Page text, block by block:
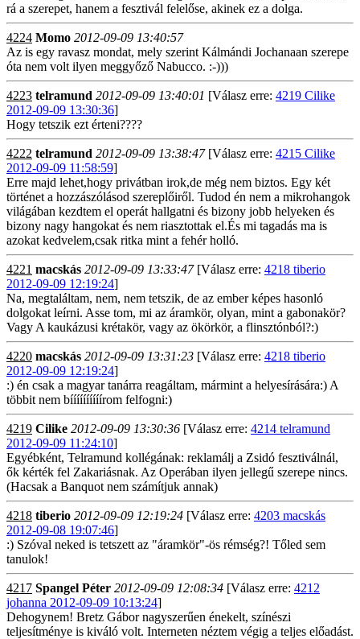
rá a szerepet, hanem a fesztivál felelőse, akinek ez a dolga.
4224 Momo 2012-09-09 13:40:57
Az is egy ravasz mondat, mely szerint Kálmándi Jochanaan szerepe
óta nem volt ilyen meggyőző Nabucco. :-)))
4223 telramund 2012-09-09 13:40:01 [Válasz erre: 4219 Cilike
2012-09-09 13:30:36]
Hogy tetszik ezt érteni????
4222 telramund 2012-09-09 13:38:47[Válasz erre: 4215 Cilike
2012-09-09 11:58:59]
Erre majd lehet,hogy privátban irok,de még nem biztos. Egy két
történet a hozzászólásod szereplőiről. Tudod én nem a mikrohangok
világában kezdtem el operát hallgatni és bizony jobb helyeken és
bizony nagy hangokat és nem riasztottak el.És mi tagadás ma is
azokat kedvelem,csak ritka mint a fehér holló.
4221 macskás 2012-09-09 13:33:47[Válasz erre: 4218 tiberio
2012-09-09 12:19:24]
Na, megtaláltam, nem, nem tetszik, de az ember képes hasonló
dolgokat leírni. Asse tom, mi az áramkör, olyan, mint a gabonakör?
Vagy A kaukázusi krétakör, vagy az ökörkör, a flinsztónból?:)
4220 macskás 2012-09-09 13:31:23 [Válasz erre: 4218 tiberio
2012-09-09 12:19:24]
:) én csak a magyar tanárra reagáltam, mármint a helyesírására:) A
többit nem bíííííííííírom felfogni:)
4219 Cilike 2012-09-09 13:30:36 [Válasz erre: 4214 telramund
2012-09-09 11:24:10]
Egyébként, Telramund kollégának: reklamálj a Zsidó fesztiválnál,
ők kérték fel Zakariásnak. Az Operában ilyen jellegű szerepe nincs.
(Hacsak a Banquot nem számítjuk annak)
4218 tiberio 2012-09-09 12:19:24 [Válasz erre: 4203 macskás
2012-09-08 19:07:46]
:) Szóval neked is tetszett az "áramkör"-ös rémség?! Tőled sem
tanulok!
4217 Spangel Péter 2012-09-09 12:08:34 [Válasz erre: 4212
johanna 2012-09-09 10:13:24]
Dehogynem! Bretz Gábor nagyszerűen énekelt, színészi
teljesítménye is kiváló volt. Interneten néztem végig a teljes előadást.